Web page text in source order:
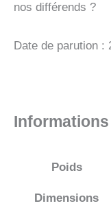
nos différends ?
Date de parution :
Poids
Dimensions